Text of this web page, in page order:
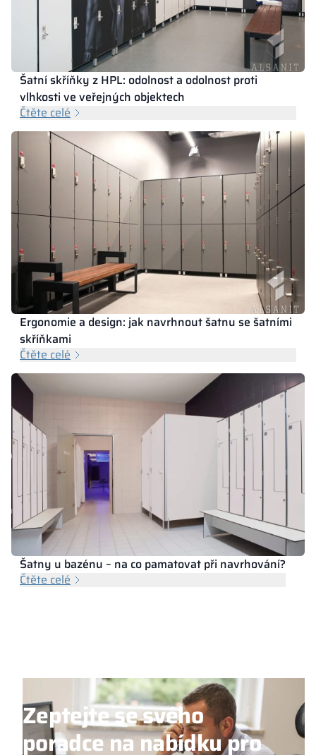
Šatní skříňky z HPL: odolnost a odolnost proti
vlhkosti ve veřejných objektech
Čtěte celé
Ergonomie a design: jak navrhnout šatnu se šatními
skříňkami
Čtěte celé
Šatny u bazénu – na co pamatovat při navrhování?
Čtěte celé
Zeptejte se svého
poradce na nabídku pro